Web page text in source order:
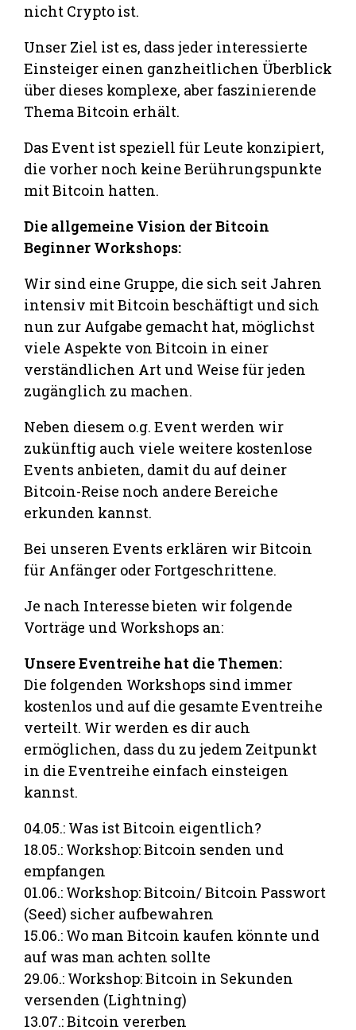
nicht Crypto ist.
Unser Ziel ist es, dass jeder interessierte
Einsteiger einen ganzheitlichen Überblick
über dieses komplexe, aber faszinierende
Thema Bitcoin erhält.
Das Event ist speziell für Leute konzipiert,
die vorher noch keine Berührungspunkte
mit Bitcoin hatten.
Die allgemeine Vision der Bitcoin
Beginner Workshops:
Wir sind eine Gruppe, die sich seit Jahren
intensiv mit Bitcoin beschäftigt und sich
nun zur Aufgabe gemacht hat, möglichst
viele Aspekte von Bitcoin in einer
verständlichen Art und Weise für jeden
zugänglich zu machen.
Neben diesem o.g. Event werden wir
zukünftig auch viele weitere kostenlose
Events anbieten, damit du auf deiner
Bitcoin-Reise noch andere Bereiche
erkunden kannst.
Bei unseren Events erklären wir Bitcoin
für Anfänger oder Fortgeschrittene.
Je nach Interesse bieten wir folgende
Vorträge und Workshops an:
Unsere Eventreihe hat die Themen:
Die folgenden Workshops sind immer
kostenlos und auf die gesamte Eventreihe
verteilt. Wir werden es dir auch
ermöglichen, dass du zu jedem Zeitpunkt
in die Eventreihe einfach einsteigen
kannst.
04.05.: Was ist Bitcoin eigentlich?
18.05.: Workshop: Bitcoin senden und
empfangen
01.06.: Workshop: Bitcoin/ Bitcoin Passwort
(Seed) sicher aufbewahren
15.06.: Wo man Bitcoin kaufen könnte und
auf was man achten sollte
29.06.: Workshop: Bitcoin in Sekunden
versenden (Lightning)
13.07.: Bitcoin vererben